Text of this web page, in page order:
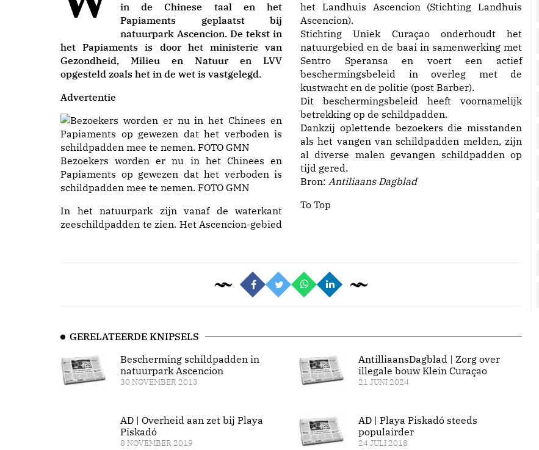
in de Chinese taal en het
Papiaments geplaatst bij
natuurpark Ascencion. De tekst in
het Papiaments is door het ministerie van
Gezondheid, Milieu en Natuur en LVV
opgesteld zoals het in de wet is vastgelegd.
Advertentie
Bezoekers worden er nu in het Chinees en
Papiaments op gewezen dat het verboden is
schildpadden mee te nemen. FOTO GMN
In het natuurpark zijn vanaf de waterkant
zeeschildpadden te zien. Het Ascencion-gebied
het Landhuis Ascencion (Stichting Landhuis
Ascencion).
Stichting Uniek Curaçao onderhoudt het
natuurgebied en de baai in samenwerking met
Sentro Speransa en voert een actief
beschermingsbeleid in overleg met de
kustwacht en de politie (post Barber).
Dit beschermingsbeleid heeft voornamelijk
betrekking op de schildpadden.
Dankzij oplettende bezoekers die misstanden
als het vangen van schildpadden melden, zijn
al diverse malen gevangen schildpadden op
tijd gered.
Bron: Antiliaans Dagblad
To Top
GERELATEERDE KNIPSELS
Bescherming schildpadden in
natuurpark Ascencion
30 NOVEMBER 2013
AD | Overheid aan zet bij Playa
Piskadó
8 NOVEMBER 2019
AntilliaansDagblad | Zorg over
illegale bouw Klein Curaçao
21 JUNI 2024
AD | Playa Piskadó steeds
populairder
24 JULI 2018